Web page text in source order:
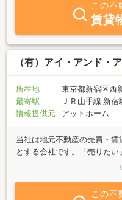
この不
賃貸
（有）アイ・アンド・
所在地
東京都新宿区西
最寄駅
ＪＲ山手線 新
情報提供元
アットホーム
当社は地元不動産の売買・
とする会社です。「売りた
方は、不動産に関する質問
掛けております。特に新宿
この不